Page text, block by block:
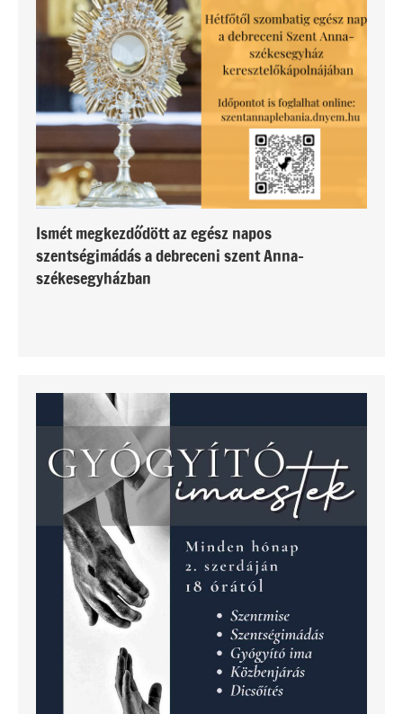
Ismét megkezdődött az egész napos
szentségimádás a debreceni szent Anna-
székesegyházban